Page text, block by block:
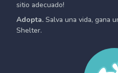
sitio adecuado!
Adopta. Salva una vida, gana
Shelter.